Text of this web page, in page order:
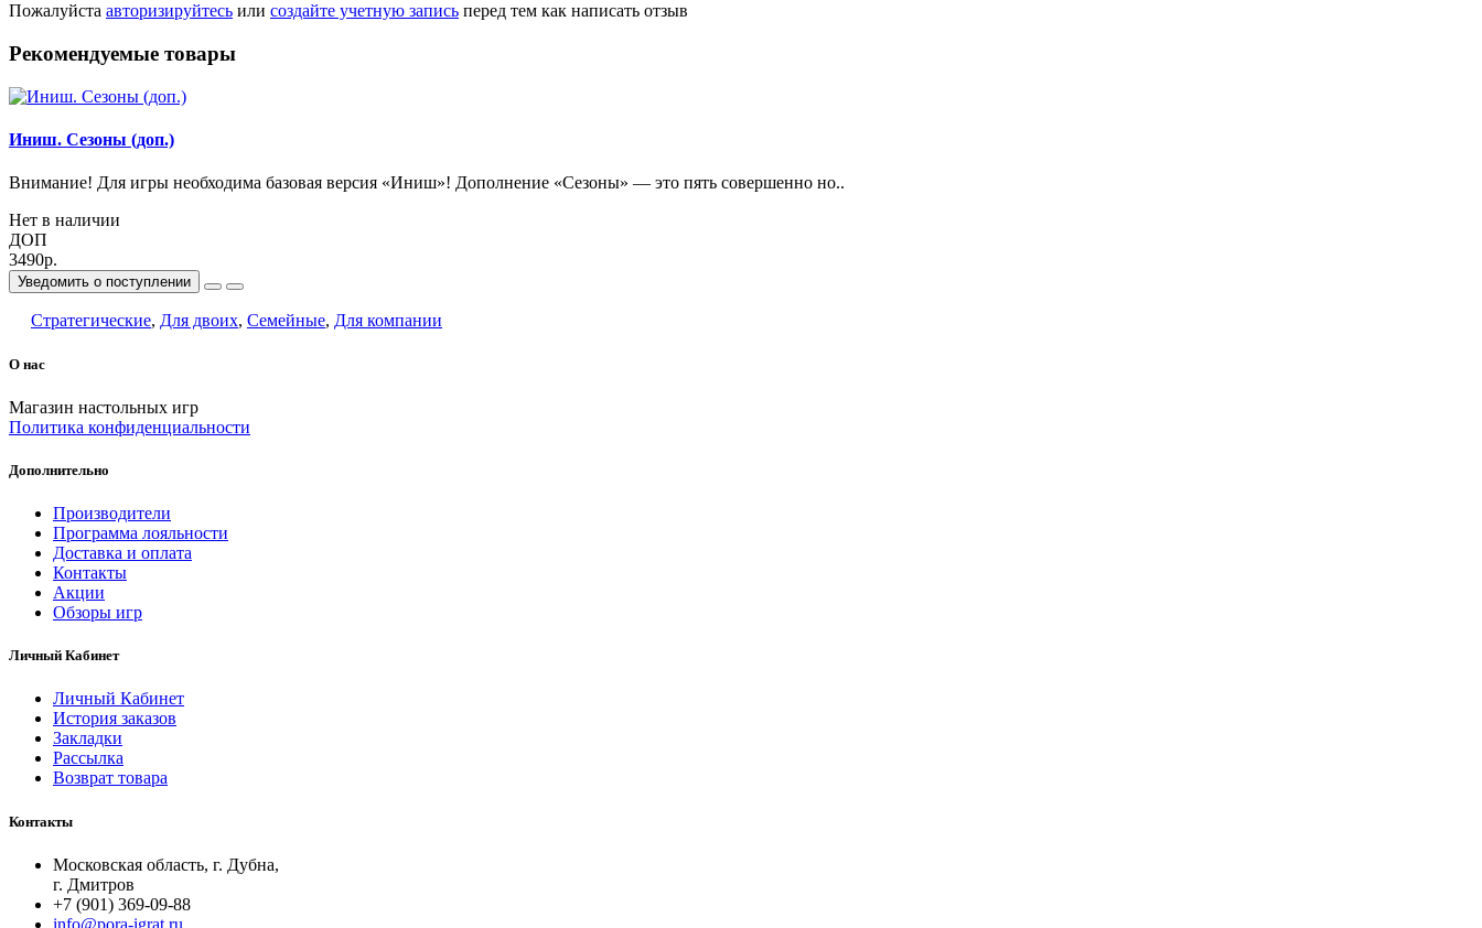
Пожалуйста авторизируйтесь или создайте учетную запись перед тем как написать отзыв
Рекомендуемые товары
Иниш. Сезоны (доп.)
Внимание! Для игры необходима базовая версия «Иниш»! Дополнение «Сезоны» — это пять совершенно но..
Нет в наличии
ДОП
3490р.
Уведомить о поступлении
Стратегические, Для двоих, Семейные, Для компании
О нас
Магазин настольных игр
Политика конфиденциальности
Дополнительно
Производители
Программа лояльности
Доставка и оплата
Контакты
Акции
Обзоры игр
Личный Кабинет
Личный Кабинет
История заказов
Закладки
Рассылка
Возврат товара
Контакты
Московская область, г. Дубна,
г. Дмитров
+7 (901) 369-09-88
info@pora-igrat.ru